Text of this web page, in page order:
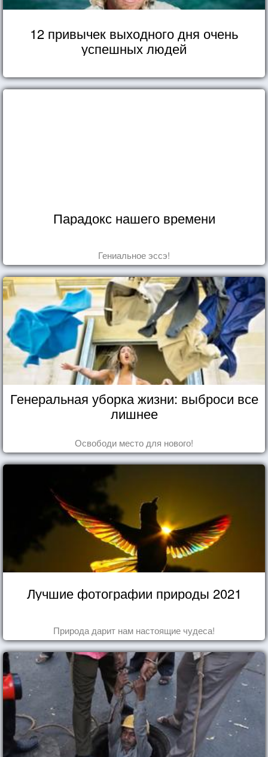
12 привычек выходного дня очень
успешных людей
Парадокс нашего времени
Гениальное эссэ!
Генеральная уборка жизни: выброси все
лишнее
Освободи место для нового!
Лучшие фотографии природы 2021
Природа дарит нам настоящие чудеса!